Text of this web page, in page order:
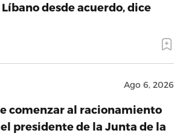
desde acuerdo, dice
Ago 6, 2026
comenzar al racionamiento
presidente de la Junta de la